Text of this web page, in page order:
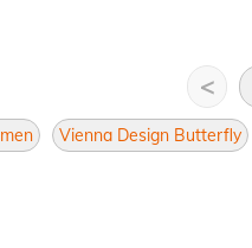
<
Vienna Design Butterfly